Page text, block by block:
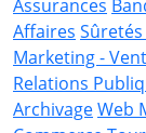
Assurances
Affaires
Marketing -
Relations
ArchivageWeb